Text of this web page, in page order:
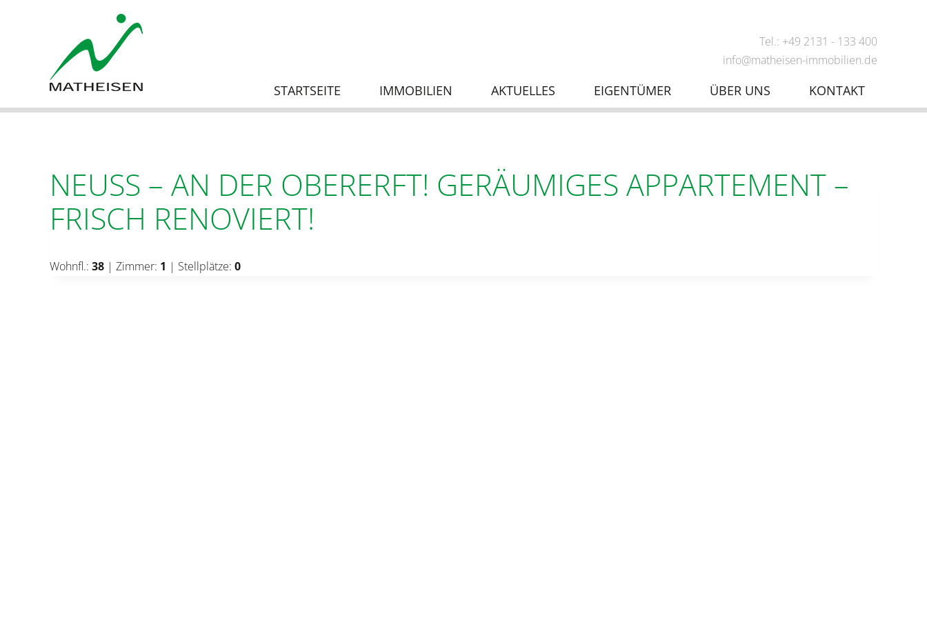
Tel.: +49 2131 - 133 400
info@matheisen-immobilien.de
STARTSEITE IMMOBILIEN AKTUELLES EIGENTÜMER ÜBER UNS KONTAKT
NEUSS – AN DER OBERERFT! GERÄUMIGES APPARTEMENT –
FRISCH RENOVIERT!
Wohnfl.: 38 | Zimmer: 1 | Stellplätze: 0